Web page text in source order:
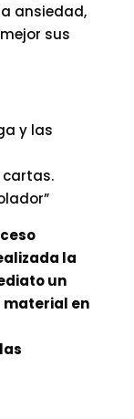
ansiedad,
sus
y las
cartas.
la
un
material en